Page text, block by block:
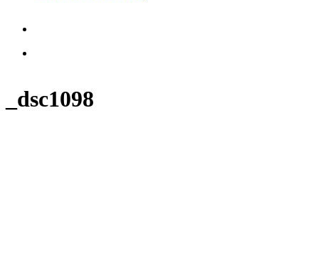
_dsc1098